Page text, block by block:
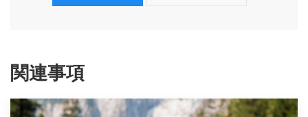
関連事項